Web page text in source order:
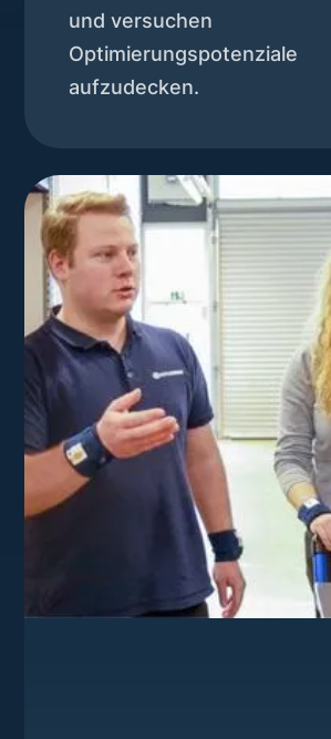
und versuchen
Optimierungspotenziale
aufzudecken.